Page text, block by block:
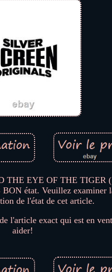
EYE OF THE TIGER
état. Veuillez examiner
de l'état de cet article.
l'article exact qui est en
aider!